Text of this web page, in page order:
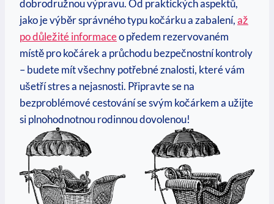
dobrodružnou výpravu. Od praktických aspektů,
jako je výběr správného typu kočárku a zabalení,až
po důležité informaceo předem rezervovaném
místě pro kočárek a průchodu bezpečnostní kontroly
– budete mít všechny potřebné znalosti, které vám
ušetří stres a nejasnosti. Připravte se na
bezproblémové cestování se svým kočárkem a užijte
si plnohodnotnou rodinnou dovolenou!